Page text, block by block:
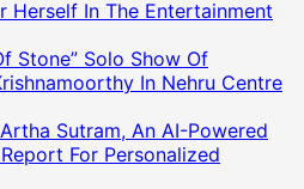
Herself In The Entertainment
Stone” Solo Show Of
In Nehru Centre
Sutram, An AI-Powered
For Personalized